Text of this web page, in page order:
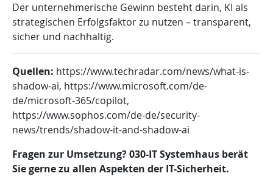
Der unternehmerische Gewinn besteht darin, KI als
strategischen Erfolgsfaktor zu nutzen – transparent,
sicher und nachhaltig.
Quellen: https://www.techradar.com/news/what-is-
shadow-ai, https://www.microsoft.com/de-
de/microsoft-365/copilot,
https://www.sophos.com/de-de/security-
news/trends/shadow-it-and-shadow-ai
Fragen zur Umsetzung? 030-IT Systemhaus berät
Sie gerne zu allen Aspekten der IT-Sicherheit.